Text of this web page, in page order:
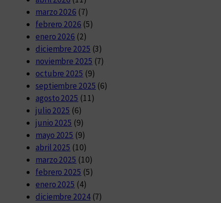
marzo 2026 (7)
febrero 2026 (5)
enero 2026 (2)
diciembre 2025 (3)
noviembre 2025 (7)
octubre 2025 (9)
septiembre 2025 (6)
agosto 2025 (11)
julio 2025 (6)
junio 2025 (9)
mayo 2025 (9)
abril 2025 (10)
marzo 2025 (10)
febrero 2025 (5)
enero 2025 (4)
diciembre 2024(7)